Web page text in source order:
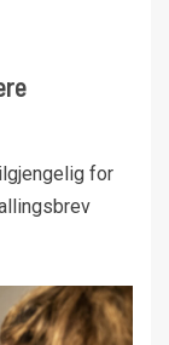
for